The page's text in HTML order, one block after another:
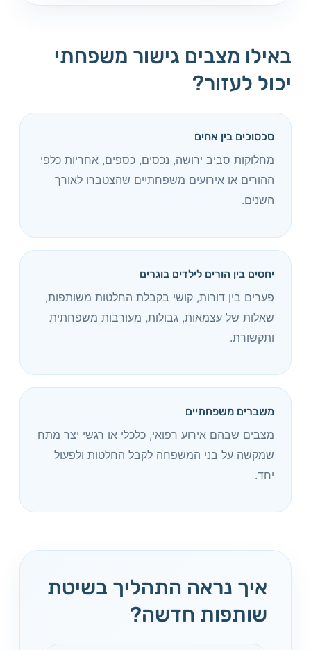
באילו מצבים גישור משפחתי
יכול לעזור?
סכסוכים בין אחים
מחלוקות סביב ירושה, נכסים, כספים, אחריות כלפי
ההורים או אירועים משפחתיים שהצטברו לאורך
השנים.
יחסים בין הורים לילדים בוגרים
פערים בין דורות, קושי בקבלת החלטות משותפות,
שאלות של עצמאות, גבולות, מעורבות משפחתית
ותקשורת.
משברים משפחתיים
מצבים שבהם אירוע רפואי, כלכלי או רגשי יצר מתח
שמקשה על בני המשפחה לקבל החלטות ולפעול
יחד.
איך נראה התהליך בשיטת
שותפות חדשה?